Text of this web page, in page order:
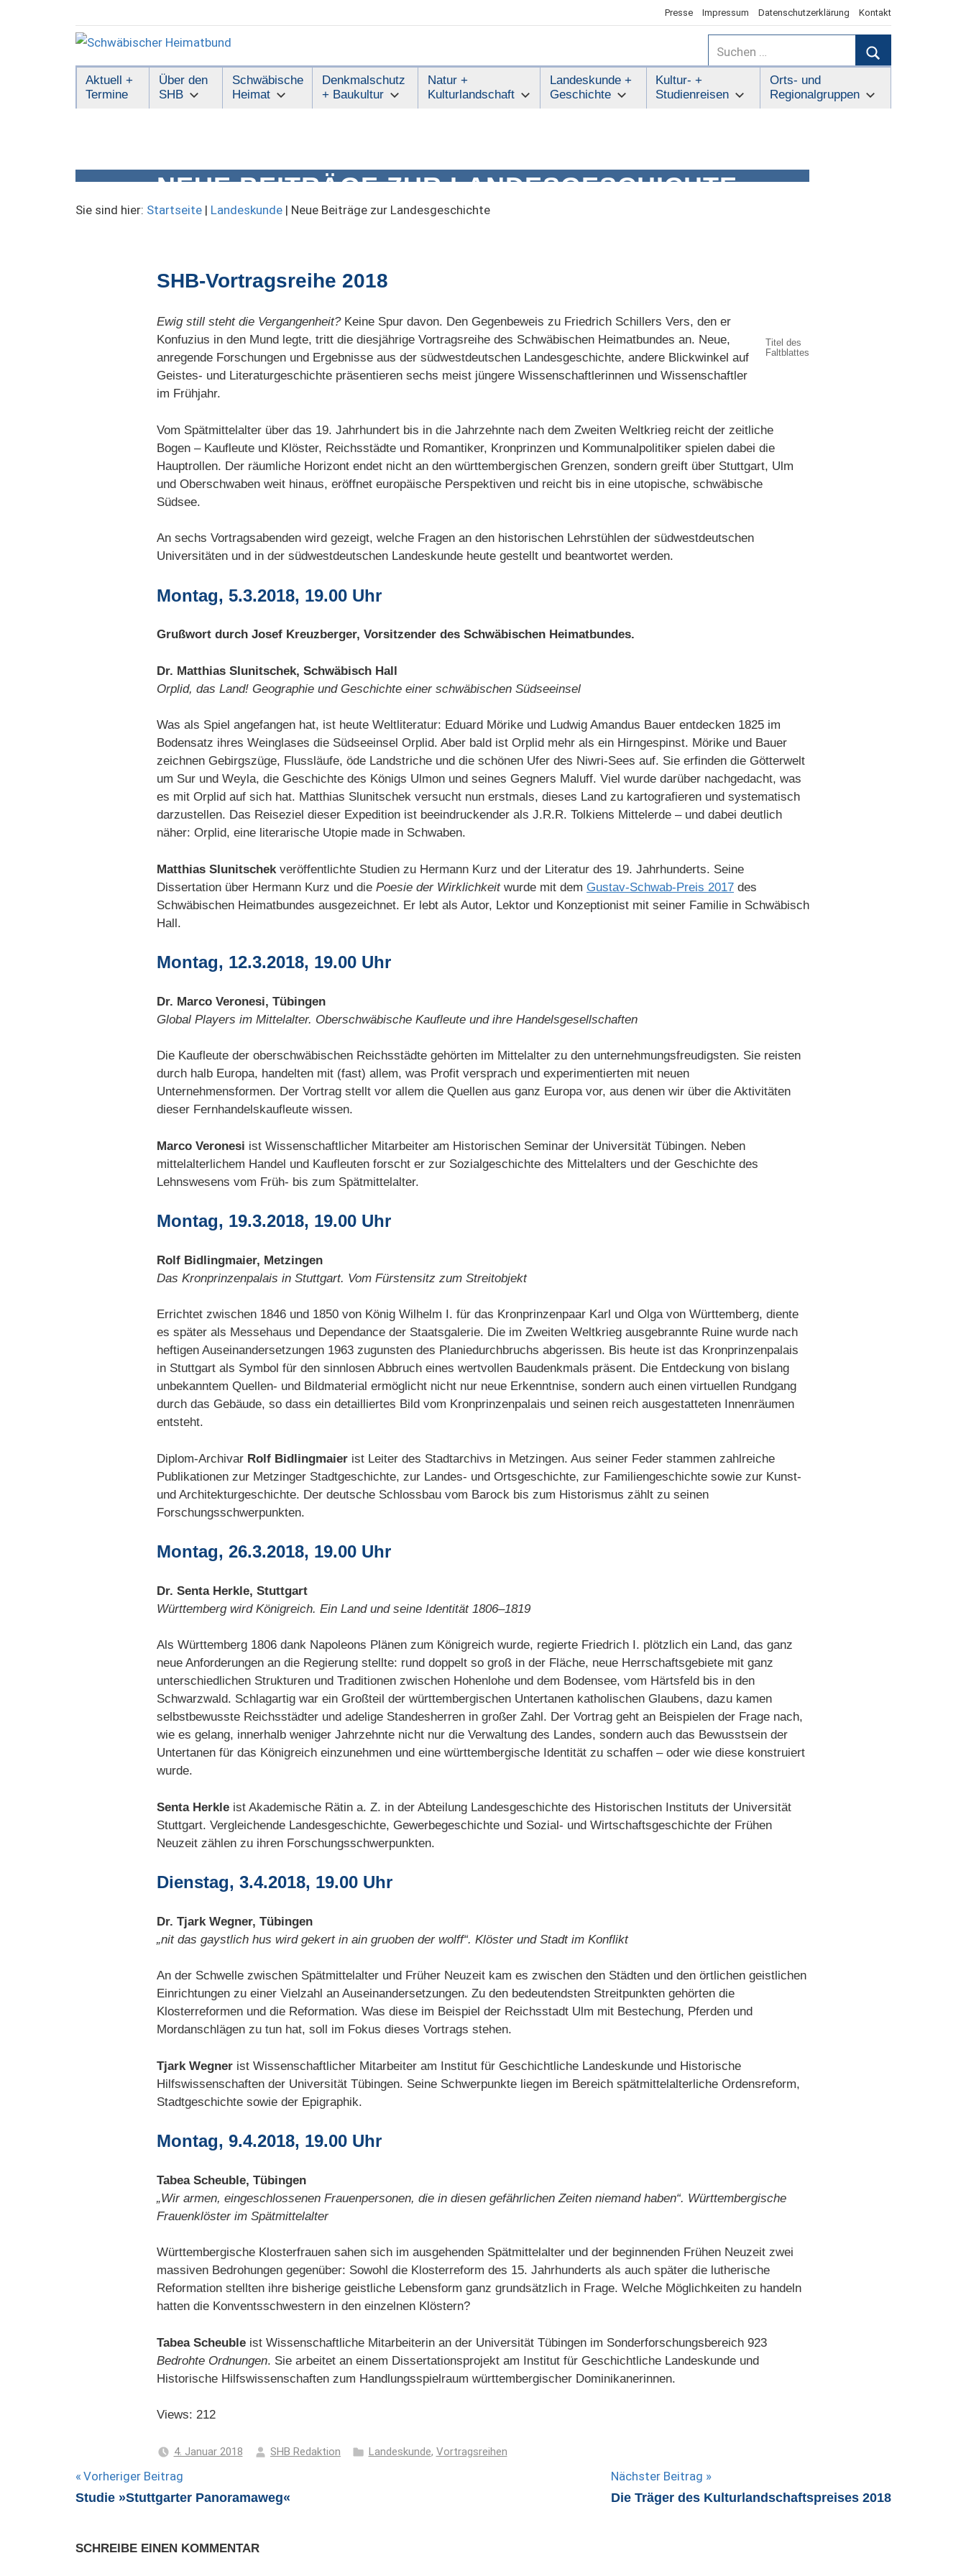
Presse Impressum Datenschutzerklärung Kontakt
Schwäbischer
Heimatbund
Suchen
nach:
Aktuell +
Termine
Über den
SHB
Schwäbische
Heimat
Denkmalschutz
+ Baukultur
Natur +
Kulturlandschaft
Landeskunde +
Geschichte
Kultur- +
Studienreisen
Orts- und
Regionalgruppen
NEUE BEITRÄGE ZUR LANDESGESCHICHTE
Sie sind hier: Startseite| Landeskunde| Neue Beiträge zur Landesgeschichte
SHB-Vortragsreihe 2018
Titel des
Faltblattes
Ewig still steht die Vergangenheit?Keine Spur davon. Den Gegenbeweis zu Friedrich Schillers Vers, den er
Konfuzius in den Mund legte, tritt die diesjährige Vortragsreihe des Schwäbischen Heimatbundes an. Neue,
anregende Forschungen und Ergebnisse aus der südwestdeutschen Landesgeschichte, andere Blickwinkel auf
Geistes- und Literaturgeschichte präsentieren sechs meist jüngere Wissenschaftlerinnen und Wissenschaftler
im Frühjahr.
Vom Spätmittelalter über das 19. Jahrhundert bis in die Jahrzehnte nach dem Zweiten Weltkrieg reicht der zeitliche
Bogen – Kaufleute und Klöster, Reichsstädte und Romantiker, Kronprinzen und Kommunalpolitiker spielen dabei die
Hauptrollen. Der räumliche Horizont endet nicht an den württembergischen Grenzen, sondern greift über Stuttgart, Ulm
und Oberschwaben weit hinaus, eröffnet europäische Perspektiven und reicht bis in eine utopische, schwäbische
Südsee.
An sechs Vortragsabenden wird gezeigt, welche Fragen an den historischen Lehrstühlen der südwestdeutschen
Universitäten und in der südwestdeutschen Landeskunde heute gestellt und beantwortet werden.
Montag, 5.3.2018, 19.00 Uhr
Grußwort durch Josef Kreuzberger, Vorsitzender des Schwäbischen Heimatbundes.
Dr. Matthias Slunitschek, Schwäbisch Hall
Orplid, das Land! Geographie und Geschichte einer schwäbischen Südseeinsel
Was als Spiel angefangen hat, ist heute Weltliteratur: Eduard Mörike und Ludwig Amandus Bauer entdecken 1825 im
Bodensatz ihres Weinglases die Südseeinsel Orplid. Aber bald ist Orplid mehr als ein Hirngespinst. Mörike und Bauer
zeichnen Gebirgszüge, Flussläufe, öde Landstriche und die schönen Ufer des Niwri-Sees auf. Sie erfinden die Götterwelt
um Sur und Weyla, die Geschichte des Königs Ulmon und seines Gegners Maluff. Viel wurde darüber nachgedacht, was
es mit Orplid auf sich hat. Matthias Slunitschek versucht nun erstmals, dieses Land zu kartografieren und systematisch
darzustellen. Das Reiseziel dieser Expedition ist beeindruckender als J.R.R. Tolkiens Mittelerde – und dabei deutlich
näher: Orplid, eine literarische Utopie made in Schwaben.
Matthias Slunitschek veröffentlichte Studien zu Hermann Kurz und der Literatur des 19. Jahrhunderts. Seine
Dissertation über Hermann Kurz und die Poesie der Wirklichkeitwurde mit dem Gustav-Schwab-Preis 2017 des
Schwäbischen Heimatbundes ausgezeichnet. Er lebt als Autor, Lektor und Konzeptionist mit seiner Familie in Schwäbisch
Hall.
Montag, 12.3.2018, 19.00 Uhr
Dr. Marco Veronesi, Tübingen
Global Players im Mittelalter. Oberschwäbische Kaufleute und ihre Handelsgesellschaften
Die Kaufleute der oberschwäbischen Reichsstädte gehörten im Mittelalter zu den unternehmungsfreudigsten. Sie reisten
durch halb Europa, handelten mit (fast) allem, was Profit versprach und experimentierten mit neuen
Unternehmensformen. Der Vortrag stellt vor allem die Quellen aus ganz Europa vor, aus denen wir über die Aktivitäten
dieser Fernhandelskaufleute wissen.
Marco Veronesi ist Wissenschaftlicher Mitarbeiter am Historischen Seminar der Universität Tübingen. Neben
mittelalterlichem Handel und Kaufleuten forscht er zur Sozialgeschichte des Mittelalters und der Geschichte des
Lehnswesens vom Früh- bis zum Spätmittelalter.
Montag, 19.3.2018, 19.00 Uhr
Rolf Bidlingmaier, Metzingen
Das Kronprinzenpalais in Stuttgart. Vom Fürstensitz zum Streitobjekt
Errichtet zwischen 1846 und 1850 von König Wilhelm I. für das Kronprinzenpaar Karl und Olga von Württemberg, diente
es später als Messehaus und Dependance der Staatsgalerie. Die im Zweiten Weltkrieg ausgebrannte Ruine wurde nach
heftigen Auseinandersetzungen 1963 zugunsten des Planiedurchbruchs abgerissen. Bis heute ist das Kronprinzenpalais
in Stuttgart als Symbol für den sinnlosen Abbruch eines wertvollen Baudenkmals präsent. Die Entdeckung von bislang
unbekanntem Quellen- und Bildmaterial ermöglicht nicht nur neue Erkenntnise, sondern auch einen virtuellen Rundgang
durch das Gebäude, so dass ein detailliertes Bild vom Kronprinzenpalais und seinen reich ausgestatteten Innenräumen
entsteht.
Diplom-Archivar Rolf Bidlingmaier ist Leiter des Stadtarchivs in Metzingen. Aus seiner Feder stammen zahlreiche
Publikationen zur Metzinger Stadtgeschichte, zur Landes- und Ortsgeschichte, zur Familiengeschichte sowie zur Kunst-
und Architekturgeschichte. Der deutsche Schlossbau vom Barock bis zum Historismus zählt zu seinen
Forschungsschwerpunkten.
Montag, 26.3.2018, 19.00 Uhr
Dr. Senta Herkle, Stuttgart
Württemberg wird Königreich. Ein Land und seine Identität 1806–1819
Als Württemberg 1806 dank Napoleons Plänen zum Königreich wurde, regierte Friedrich I. plötzlich ein Land, das ganz
neue Anforderungen an die Regierung stellte: rund doppelt so groß in der Fläche, neue Herrschaftsgebiete mit ganz
unterschiedlichen Strukturen und Traditionen zwischen Hohenlohe und dem Bodensee, vom Härtsfeld bis in den
Schwarzwald. Schlagartig war ein Großteil der württembergischen Untertanen katholischen Glaubens, dazu kamen
selbstbewusste Reichsstädter und adelige Standesherren in großer Zahl. Der Vortrag geht an Beispielen der Frage nach,
wie es gelang, innerhalb weniger Jahrzehnte nicht nur die Verwaltung des Landes, sondern auch das Bewusstsein der
Untertanen für das Königreich einzunehmen und eine württembergische Identität zu schaffen – oder wie diese konstruiert
wurde.
Senta Herkle ist Akademische Rätin a. Z. in der Abteilung Landesgeschichte des Historischen Instituts der Universität
Stuttgart. Vergleichende Landesgeschichte, Gewerbegeschichte und Sozial- und Wirtschaftsgeschichte der Frühen
Neuzeit zählen zu ihren Forschungsschwerpunkten.
Dienstag, 3.4.2018, 19.00 Uhr
Dr. Tjark Wegner, Tübingen
„nit das gaystlich hus wird gekert in ain gruoben der wolff“. Klöster und Stadt im Konflikt
An der Schwelle zwischen Spätmittelalter und Früher Neuzeit kam es zwischen den Städten und den örtlichen geistlichen
Einrichtungen zu einer Vielzahl an Auseinandersetzungen. Zu den bedeutendsten Streitpunkten gehörten die
Klosterreformen und die Reformation. Was diese im Beispiel der Reichsstadt Ulm mit Bestechung, Pferden und
Mordanschlägen zu tun hat, soll im Fokus dieses Vortrags stehen.
Tjark Wegner ist Wissenschaftlicher Mitarbeiter am Institut für Geschichtliche Landeskunde und Historische
Hilfswissenschaften der Universität Tübingen. Seine Schwerpunkte liegen im Bereich spätmittelalterliche Ordensreform,
Stadtgeschichte sowie der Epigraphik.
Montag, 9.4.2018, 19.00 Uhr
Tabea Scheuble, Tübingen
„Wir armen, eingeschlossenen Frauenpersonen, die in diesen gefährlichen Zeiten niemand haben“. Württembergische
Frauenklöster im Spätmittelalter
Württembergische Klosterfrauen sahen sich im ausgehenden Spätmittelalter und der beginnenden Frühen Neuzeit zwei
massiven Bedrohungen gegenüber: Sowohl die Klosterreform des 15. Jahrhunderts als auch später die lutherische
Reformation stellten ihre bisherige geistliche Lebensform ganz grundsätzlich in Frage. Welche Möglichkeiten zu handeln
hatten die Konventsschwestern in den einzelnen Klöstern?
Tabea Scheuble ist Wissenschaftliche Mitarbeiterin an der Universität Tübingen im Sonderforschungsbereich 923
Bedrohte Ordnungen. Sie arbeitet an einem Dissertationsprojekt am Institut für Geschichtliche Landeskunde und
Historische Hilfswissenschaften zum Handlungsspielraum württembergischer Dominikanerinnen.
Views: 212
4. Januar 2018 SHB Redaktion Landeskunde, Vortragsreihen
Beitragsnavigation
Vorheriger Beitrag
Studie »Stuttgarter Panoramaweg«
Nächster Beitrag
Die Träger des Kulturlandschaftspreises 2018
SCHREIBE EINEN KOMMENTAR